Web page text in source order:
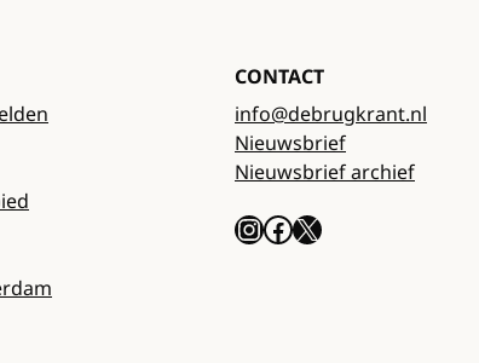
CONTACT
info@debrugkrant.nl
Nieuwsbrief
Nieuwsbrief archief
InstagramFacebook X